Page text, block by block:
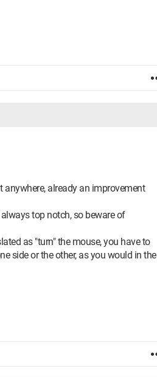
anywhere, already an improvement
top notch, so beware of
as "turn" the mouse, you have to
side or the other, as you would in the